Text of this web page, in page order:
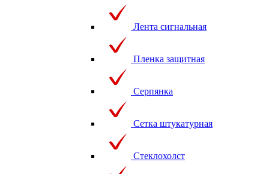
Лента сигнальная
Пленка защитная
Серпянка
Сетка штукатурная
Стеклохолст